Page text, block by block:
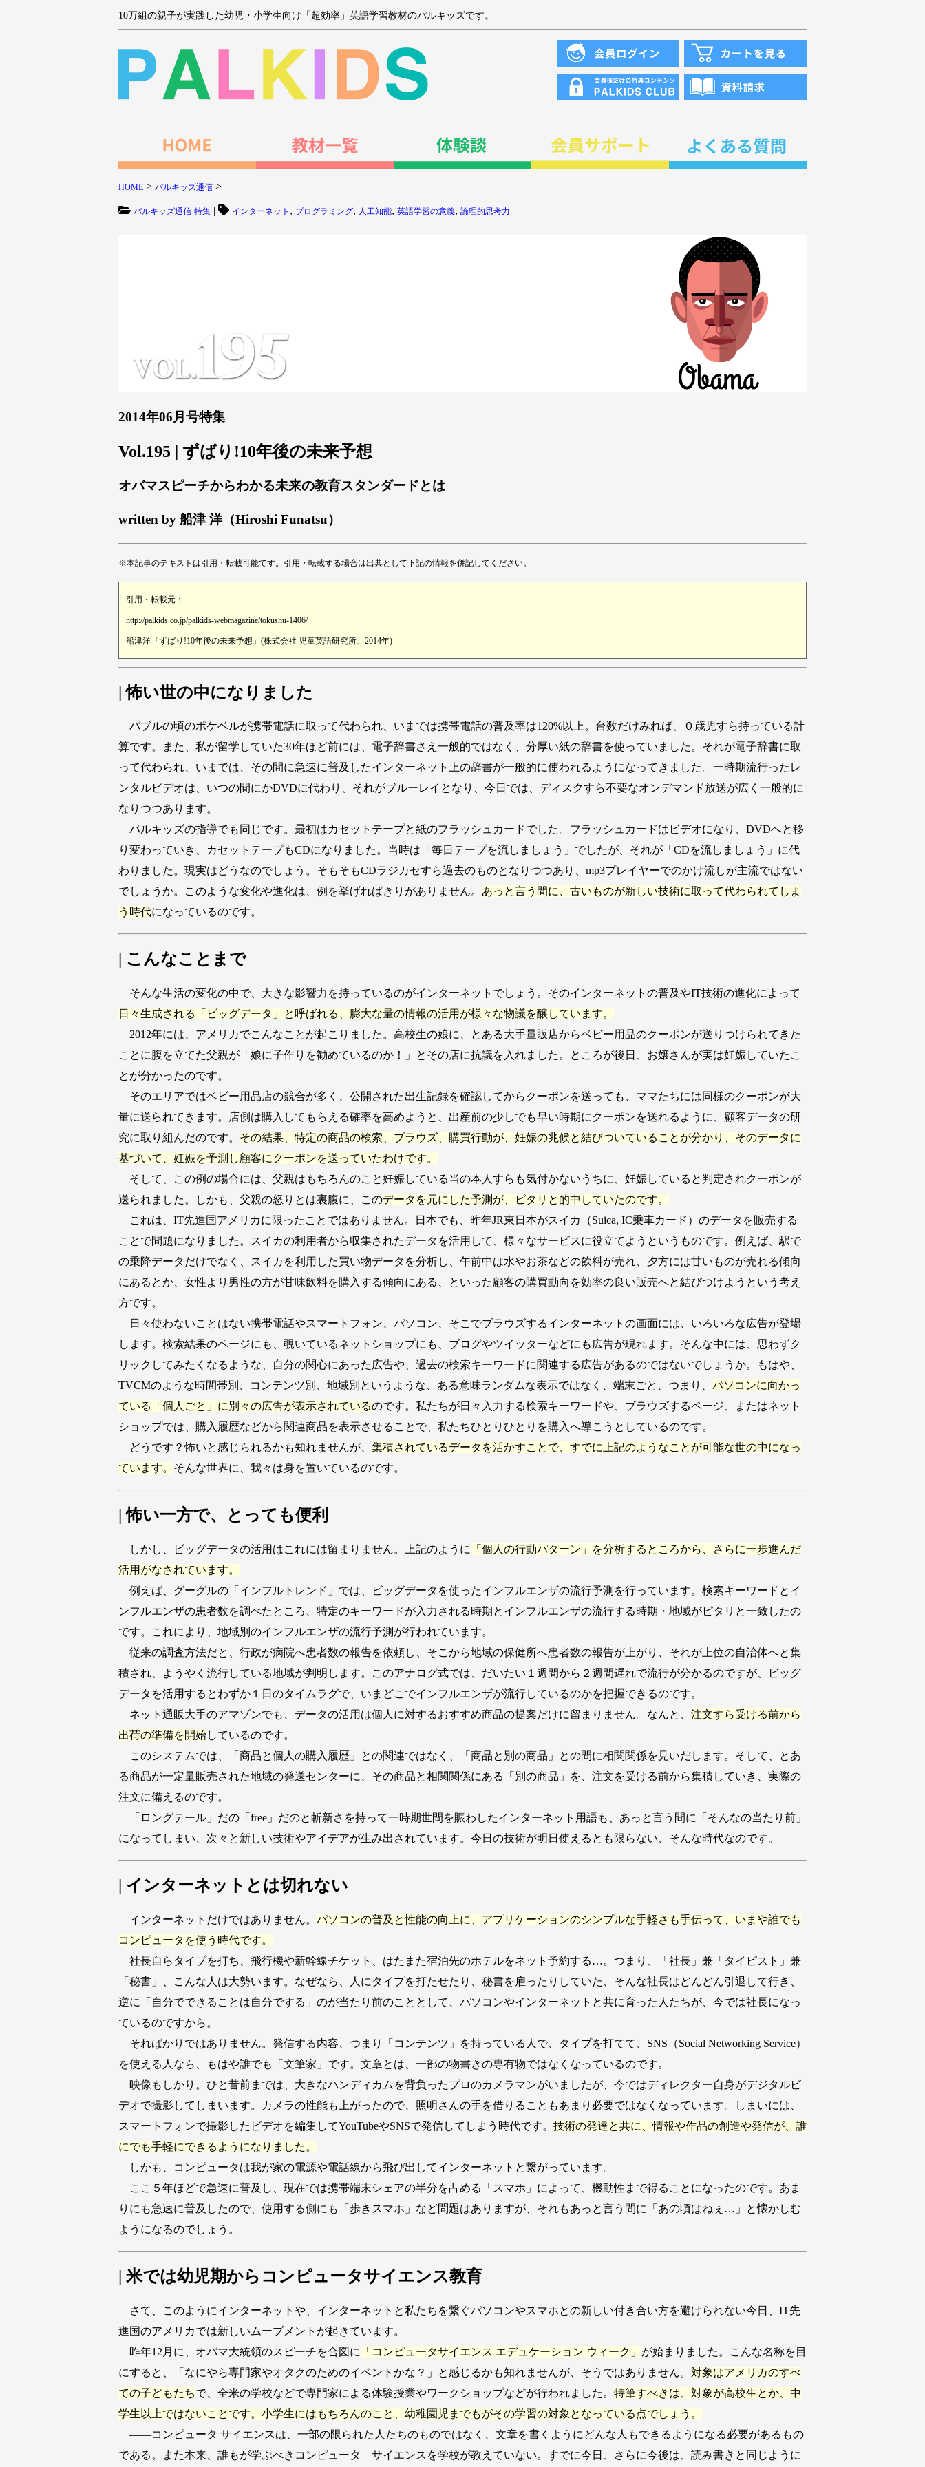
10万組の親子が実践した幼児・小学生向け「超効率」英語学習教材のパルキッズです。
HOME > パルキッズ通信 >
パルキッズ通信 特集 | インターネット , プログラミング, 人工知能, 英語学習の意義, 論理的思考力
2014年06月号特集
Vol.195 | ずばり!10年後の未来予想
オバマスピーチからわかる未来の教育スタンダードとは
written by 船津 洋（Hiroshi Funatsu）
※本記事のテキストは引用・転載可能です。引用・転載する場合は出典として下記の情報を併記してください。
引用・転載元：
http://palkids.co.jp/palkids-webmagazine/tokushu-1406/ ‎
船津洋『ずばり!10年後の未来予想』(株式会社 児童英語研究所、2014年)
| 怖い世の中になりました
バブルの頃のポケベルが携帯電話に取って代わられ、いまでは携帯電話の普及率は120%以上。台数だけみれば、０歳児すら持っている計
算です。また、私が留学していた30年ほど前には、電子辞書さえ一般的ではなく、分厚い紙の辞書を使っていました。それが電子辞書に取
って代わられ、いまでは、その間に急速に普及したインターネット上の辞書が一般的に使われるようになってきました。一時期流行ったレ
ンタルビデオは、いつの間にかDVDに代わり、それがブルーレイとなり、今日では、ディスクすら不要なオンデマンド放送が広く一般的に
なりつつあります。
パルキッズの指導でも同じです。最初はカセットテープと紙のフラッシュカードでした。フラッシュカードはビデオになり、DVDへと移
り変わっていき、カセットテープもCDになりました。当時は「毎日テープを流しましょう」でしたが、それが「CDを流しましょう」に代
わりました。現実はどうなのでしょう。そもそもCDラジカセすら過去のものとなりつつあり、mp3プレイヤーでのかけ流しが主流ではない
でしょうか。このような変化や進化は、例を挙げればきりがありません。 あっと言う間に、古いものが新しい技術に取って代わられてしま
う時代になっているのです。
| こんなことまで
そんな生活の変化の中で、大きな影響力を持っているのがインターネットでしょう。そのインターネットの普及やIT技術の進化によって
日々生成される「ビッグデータ」と呼ばれる、膨大な量の情報の活用が様々な物議を醸しています。
2012年には、アメリカでこんなことが起こりました。高校生の娘に、とある大手量販店からベビー用品のクーポンが送りつけられてきた
ことに腹を立てた父親が「娘に子作りを勧めているのか！」とその店に抗議を入れました。ところが後日、お嬢さんが実は妊娠していたこ
とが分かったのです。
そのエリアではベビー用品店の競合が多く、公開された出生記録を確認してからクーポンを送っても、ママたちには同様のクーポンが大
量に送られてきます。店側は購入してもらえる確率を高めようと、出産前の少しでも早い時期にクーポンを送れるように、顧客データの研
究に取り組んだのです。 その結果、特定の商品の検索、ブラウズ、購買行動が、妊娠の兆候と結びついていることが分かり、そのデータに
基づいて、妊娠を予測し顧客にクーポンを送っていたわけです。
そして、この例の場合には、父親はもちろんのこと妊娠している当の本人すらも気付かないうちに、妊娠していると判定されクーポンが
送られました。しかも、父親の怒りとは裏腹に、このデータを元にした予測が、ピタリと的中していたのです。
これは、IT先進国アメリカに限ったことではありません。日本でも、昨年JR東日本がスイカ（Suica, IC乗車カード）のデータを販売する
ことで問題になりました。スイカの利用者から収集されたデータを活用して、様々なサービスに役立てようというものです。例えば、駅で
の乗降データだけでなく、スイカを利用した買い物データを分析し、午前中は水やお茶などの飲料が売れ、夕方には甘いものが売れる傾向
にあるとか、女性より男性の方が甘味飲料を購入する傾向にある、といった顧客の購買動向を効率の良い販売へと結びつけようという考え
方です。
日々使わないことはない携帯電話やスマートフォン、パソコン、そこでブラウズするインターネットの画面には、いろいろな広告が登場
します。検索結果のページにも、覗いているネットショップにも、ブログやツイッターなどにも広告が現れます。そんな中には、思わずク
リックしてみたくなるような、自分の関心にあった広告や、過去の検索キーワードに関連する広告があるのではないでしょうか。もはや、
TVCMのような時間帯別、コンテンツ別、地域別というような、ある意味ランダムな表示ではなく、端末ごと、つまり、 パソコンに向かっ
ている「個人ごと」に別々の広告が表示されているのです。私たちが日々入力する検索キーワードや、ブラウズするページ、またはネット
ショップでは、購入履歴などから関連商品を表示させることで、私たちひとりひとりを購入へ導こうとしているのです。
どうです？怖いと感じられるかも知れませんが、 集積されているデータを活かすことで、すでに上記のようなことが可能な世の中になっ
ています。 そんな世界に、我々は身を置いているのです。
| 怖い一方で、とっても便利
しかし、ビッグデータの活用はこれには留まりません。上記のように
「個人の行動パターン」を分析するところから、さらに一歩進んだ
活用がなされています。
例えば、グーグルの「インフルトレンド」では、ビッグデータを使ったインフルエンザの流行予測を行っています。検索キーワードとイ
ンフルエンザの患者数を調べたところ、特定のキーワードが入力される時期とインフルエンザの流行する時期・地域がピタリと一致したの
です。これにより、地域別のインフルエンザの流行予測が行われています。
従来の調査方法だと、行政が病院へ患者数の報告を依頼し、そこから地域の保健所へ患者数の報告が上がり、それが上位の自治体へと集
積され、ようやく流行している地域が判明します。このアナログ式では、だいたい１週間から２週間遅れで流行が分かるのですが、ビッグ
データを活用するとわずか１日のタイムラグで、いまどこでインフルエンザが流行しているのかを把握できるのです。
ネット通販大手のアマゾンでも、データの活用は個人に対するおすすめ商品の提案だけに留まりません。なんと、 注文すら受ける前から
出荷の準備を開始しているのです。
このシステムでは、「商品と個人の購入履歴」との関連ではなく、「商品と別の商品」との間に相関関係を見いだします。そして、とあ
る商品が一定量販売された地域の発送センターに、その商品と相関関係にある「別の商品」を、注文を受ける前から集積していき、実際の
注文に備えるのです。
「ロングテール」だの「free」だのと斬新さを持って一時期世間を賑わしたインターネット用語も、あっと言う間に「そんなの当たり前」
になってしまい、次々と新しい技術やアイデアが生み出されています。今日の技術が明日使えるとも限らない、そんな時代なのです。
| インターネットとは切れない
インターネットだけではありません。 パソコンの普及と性能の向上に、アプリケーションのシンプルな手軽さも手伝って、いまや誰でも
コンピュータを使う時代です。
社長自らタイプを打ち、飛行機や新幹線チケット、はたまた宿泊先のホテルをネット予約する…。つまり、「社長」兼「タイピスト」兼
「秘書」、こんな人は大勢います。なぜなら、人にタイプを打たせたり、秘書を雇ったりしていた、そんな社長はどんどん引退して行き、
逆に「自分でできることは自分でする」のが当たり前のこととして、パソコンやインターネットと共に育った人たちが、今では社長になっ
ているのですから。
そればかりではありません。発信する内容、つまり「コンテンツ」を持っている人で、タイプを打てて、SNS（Social Networking Service）
を使える人なら、もはや誰でも「文筆家」です。文章とは、一部の物書きの専有物ではなくなっているのです。
映像もしかり。ひと昔前までは、大きなハンディカムを背負ったプロのカメラマンがいましたが、今ではディレクター自身がデジタルビ
デオで撮影してしまいます。カメラの性能も上がったので、照明さんの手を借りることもあまり必要ではなくなっています。しまいには、
スマートフォンで撮影したビデオを編集してYouTubeやSNSで発信してしまう時代です。 技術の発達と共に、情報や作品の創造や発信が、誰
にでも手軽にできるようになりました。
しかも、コンピュータは我が家の電源や電話線から飛び出してインターネットと繋がっています。
ここ５年ほどで急速に普及し、現在では携帯端末シェアの半分を占める「スマホ」によって、機動性まで得ることになったのです。あま
りにも急速に普及したので、使用する側にも「歩きスマホ」など問題はありますが、それもあっと言う間に「あの頃はねぇ…」と懐かしむ
ようになるのでしょう。
| 米では幼児期からコンピュータサイエンス教育
さて、このようにインターネットや、インターネットと私たちを繋ぐパソコンやスマホとの新しい付き合い方を避けられない今日、IT先
進国のアメリカでは新しいムーブメントが起きています。
昨年12月に、オバマ大統領のスピーチを合図に
「コンピュータサイエンス エデュケーション ウィーク」 が始まりました。こんな名称を目
にすると、「なにやら専門家やオタクのためのイベントかな？」と感じるかも知れませんが、そうではありません。 対象はアメリカのすべ
ての子どもたちで、全米の学校などで専門家による体験授業やワークショップなどが行われました。 特筆すべきは、対象が高校生とか、中
学生以上ではないことです。小学生にはもちろんのこと、幼稚園児までもがその学習の対象となっている点でしょう。
――コンピュータ サイエンスは、一部の限られた人たちのものではなく、文章を書くようにどんな人もできるようになる必要があるもの
である。また本来、誰もが学ぶべきコンピュータ サイエンスを学校が教えていない。すでに今日、さらに今後は、読み書きと同じように